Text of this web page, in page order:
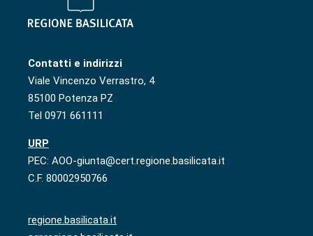
Contatti e indirizzi
Viale Vincenzo Verrastro, 4
85100 Potenza PZ
Tel 0971 661111
URP
PEC: AOO-giunta@cert.regione.basilicata.it
C.F. 80002950766
regione.basilicata.it